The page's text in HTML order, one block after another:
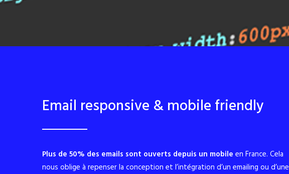
Email responsive & mobile friendly
Plus de 50% des emails sont ouverts depuis un mobile en France. Cela
nous oblige à repenser la conception et l’intégration d’un emailing ou d’une